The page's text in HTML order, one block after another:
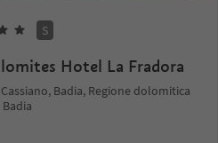
S
Hotel La Fradora
Badia, Regione dolomitica